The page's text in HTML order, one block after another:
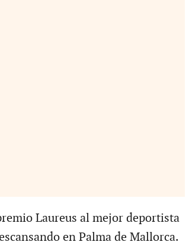
Laureus al mejor deportista
en Palma de Mallorca.